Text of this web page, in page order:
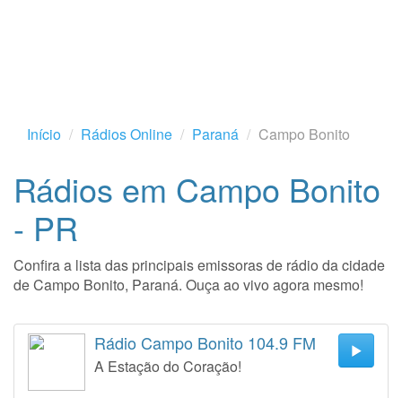
Início Rádios Online Paraná Campo Bonito
Rádios em Campo Bonito
- PR
Confira a lista das principais emissoras de rádio da cidade
de Campo Bonito, Paraná. Ouça ao vivo agora mesmo!
Rádio Campo Bonito 104.9 FM
A Estação do Coração!